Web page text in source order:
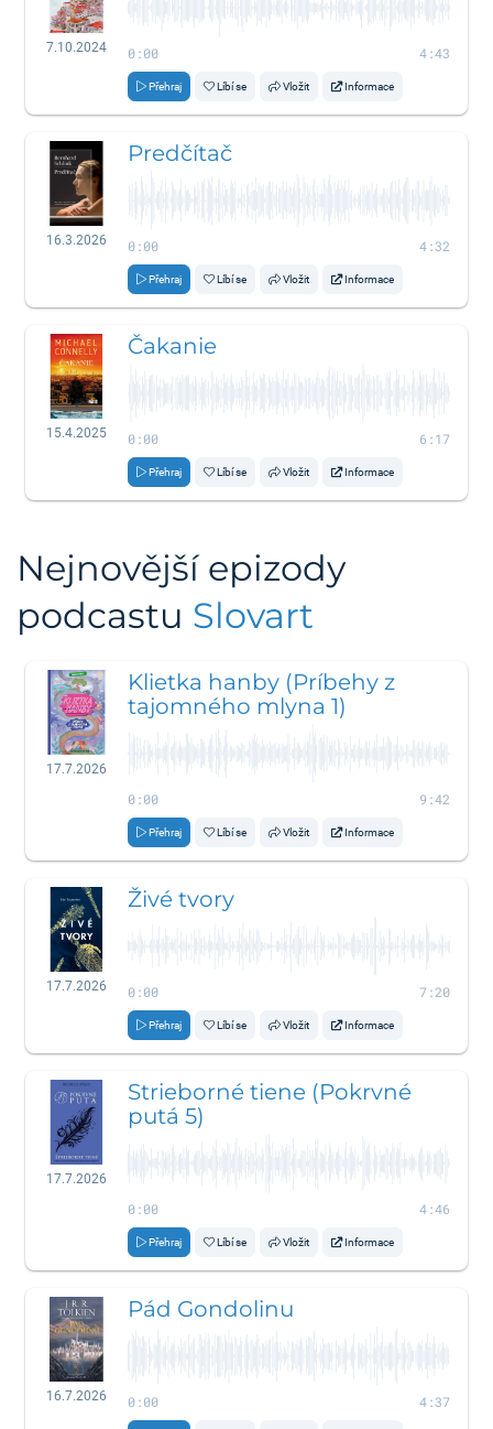
7.10.2024 0:00 4:43
Přehraj Líbí se Vložit Informace
16.3.2026
Predčítač
0:00 4:32
Přehraj Líbí se Vložit Informace
15.4.2025
Čakanie
0:00 6:17
Přehraj Líbí se Vložit Informace
Nejnovější epizody
podcastu Slovart
17.7.2026
Klietka hanby (Príbehy z
tajomného mlyna 1)
0:00 9:42
Přehraj Líbí se Vložit Informace
17.7.2026
Živé tvory
0:00 7:20
Přehraj Líbí se Vložit Informace
17.7.2026
Strieborné tiene (Pokrvné
putá 5)
0:00 4:46
Přehraj Líbí se Vložit Informace
16.7.2026
Pád Gondolinu
0:00 4:37